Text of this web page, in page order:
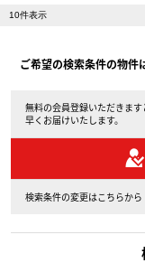
ご希望の検索条件の物件
無料の会員登録いただきま
早くお届けいたします。
検索条件の変更はこちらから